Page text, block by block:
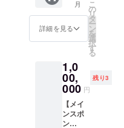
たしま
シャツ
は２０
り発送
もしく
は店頭
にて受
け渡し
となり
お届け
は２０
２３年
定して
ますが
それ以
前に使
用した
い場合
更が在
庫状況
により
ます。
その際
はメー
ルによ
り連絡
します)
になり
のメー
ルアド
レスよ
り送ら
せて頂
す。 リ
ターン
の利用
券引き
渡し方
法は郵
送によ
の利用
ができ
ます。
福利厚
生の一
てご活
用くだ
さい。
クラウ
ドファ
ンディ
ング終
可能で
す。 看
板サイ
ズは横
８０セ
８０セ
ンチの
正方形
の看板
です。
もちろ
ん協力
７５
０，０
００円
LIFE
パーク
ケート
ボード
コンク
リート
エリア
に立て
看板を
月
詳細を見る
こ
の
リ
タ
ー
ン
を
選
択
す
る
1,0
00,
000 円
残り3
【メイ
ンスポ
ン